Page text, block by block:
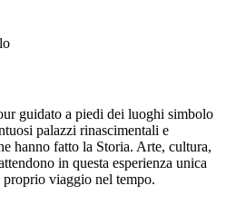
guidato a piedi dei luoghi simbolo
palazzi rinascimentali e
hanno fatto la Storia. Arte, cultura,
in questa esperienza unica
viaggio nel tempo.